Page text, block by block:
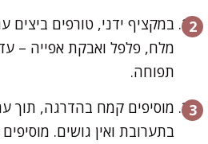
במקציף ידני, טורפים
מלח, פלפל ואבקת אפייה –
תפוחה.
מוסיפים קמח בהדרגה, תוך
בתערובת ואין גושים.